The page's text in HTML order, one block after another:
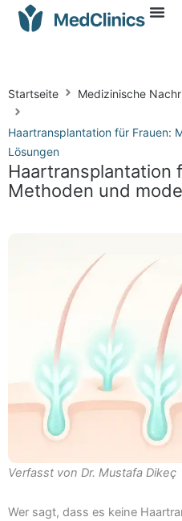
Haartransplantation
Methoden und
Startseite Medizinische
Haartransplantation für Frauen:
Lösungen
Verfasst von Dr. Mustafa Dikeç
Wer sagt, dass es keine